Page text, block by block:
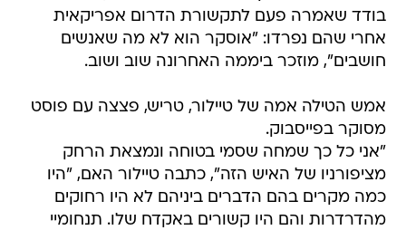
בודד שאמרה פעם לתקשורת הדרום אפריקאית
אחרי שהם נפרדו: "אוסקר הוא לא מה שאנשים
חושבים", מוזכר ביממה האחרונה שוב ושוב.
אמש הטילה אמה של טיילור, טריש, פצצה עם פוסט
מסוקר בפייסבוק.
"אני כל כך שמחה שסמי בטוחה ונמצאת הרחק
מציפורניו של האיש הזה", כתבה טיילור האם, "היו
כמה מקרים בהם הדברים ביניהם לא היו רחוקים
מהדרדרות והם היו קשורים באקדח שלו. תנחומיי